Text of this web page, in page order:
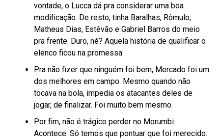
vontade, o Lucca dá pra considerar uma boa
modificação. De resto, tinha Baralhas, Rômulo,
Matheus Dias, Estêvão e Gabriel Barros do meio
pra frente. Duro, né? Aquela história de qualificar o
elenco ficou na promessa.
Pra não fizer que ninguém foi bem, Mercado foi um
dos melhores em campo. Mesmo quando não
tocava na bola, impedia os atacantes deles de
jogar, de finalizar. Foi muito bem mesmo.
Por fim, não é trágico perder no Morumbi.
Acontece. Só temos que pontuar que foi merecido.